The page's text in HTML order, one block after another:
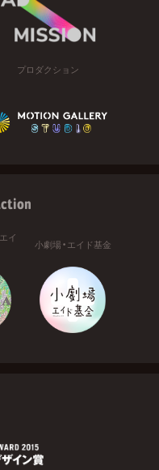
プロダクション
イ
小劇場・エイド基金